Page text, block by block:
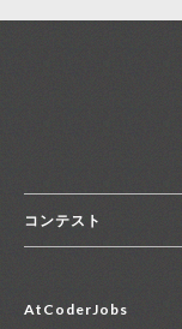
コンテスト
コンテスト一覧
AtCoderJobs